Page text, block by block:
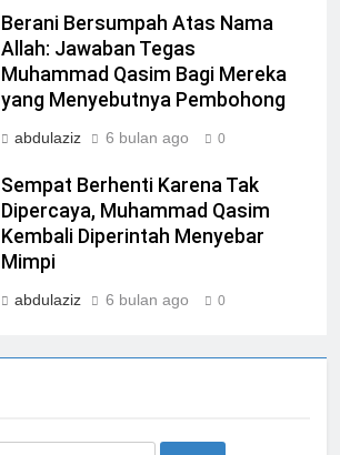
Berani Bersumpah Atas Nama
Allah: Jawaban Tegas
Muhammad Qasim Bagi Mereka
yang Menyebutnya Pembohong
abdulaziz 6 bulan ago 0
Sempat Berhenti Karena Tak
Dipercaya, Muhammad Qasim
Kembali Diperintah Menyebar
Mimpi
abdulaziz 6 bulan ago 0